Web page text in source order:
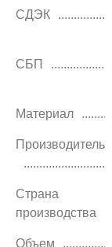
СДЭК
СБП
Материал
Производитель
Страна
производства
Объем